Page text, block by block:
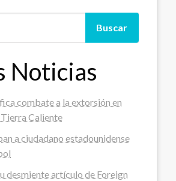
Buscar
Noticias
combate a la extorsión en
Caliente
a ciudadano estadounidense
desmiente artículo de Foreign